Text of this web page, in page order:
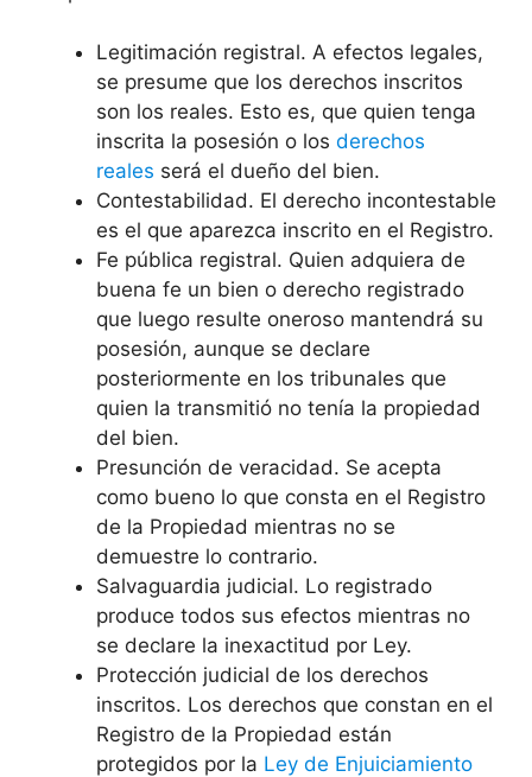
Legitimación registral. A efectos legales,
se presume que los derechos inscritos
son los reales. Esto es, que quien tenga
inscrita la posesión o los derechos
reales será el dueño del bien.
Contestabilidad. El derecho incontestable
es el que aparezca inscrito en el Registro.
Fe pública registral. Quien adquiera de
buena fe un bien o derecho registrado
que luego resulte oneroso mantendrá su
posesión, aunque se declare
posteriormente en los tribunales que
quien la transmitió no tenía la propiedad
del bien.
Presunción de veracidad. Se acepta
como bueno lo que consta en el Registro
de la Propiedad mientras no se
demuestre lo contrario.
Salvaguardia judicial. Lo registrado
produce todos sus efectos mientras no
se declare la inexactitud por Ley.
Protección judicial de los derechos
inscritos. Los derechos que constan en el
Registro de la Propiedad están
protegidos por la Ley de Enjuiciamiento